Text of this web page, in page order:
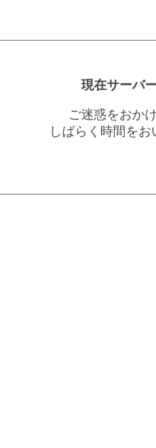
現在サーバ
ご迷惑をおか
しばらく時間を